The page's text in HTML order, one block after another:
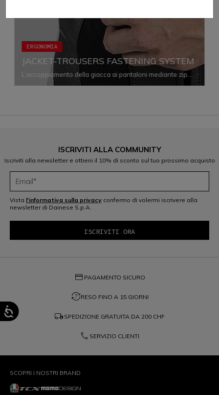
ERGONOMIA
JACKET-TROUSERS FASTENING SYSTEM
L’accoppiamento della giacca ai pantaloni mediante zip
contribuisce a ottimizzarne sia l’ergonomia che il comfort,
ISCRIVITI ALLA COMMUNITY
Iscriviti alla newsletter e ottieni il 10% di sconto sul tuo prossimo acquisto
Vista l'informativa sulla privacy confermo di volermi iscrivere alla
newsletter di Dainese S.p.A.
credit_card PAGAMENTO SICURO
question_exchangeRESO FINO A 15 GIORNI
local_shipping SPEDIZIONE GRATUITA DA 200 CHF
phone SERVIZIO CLIENTI
SCOPRI I NOSTRI BRAND